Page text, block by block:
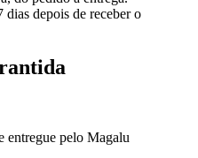
dias depois de receber o
entregue pelo Magalu